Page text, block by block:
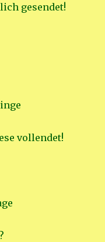
gesendet!
vollendet!